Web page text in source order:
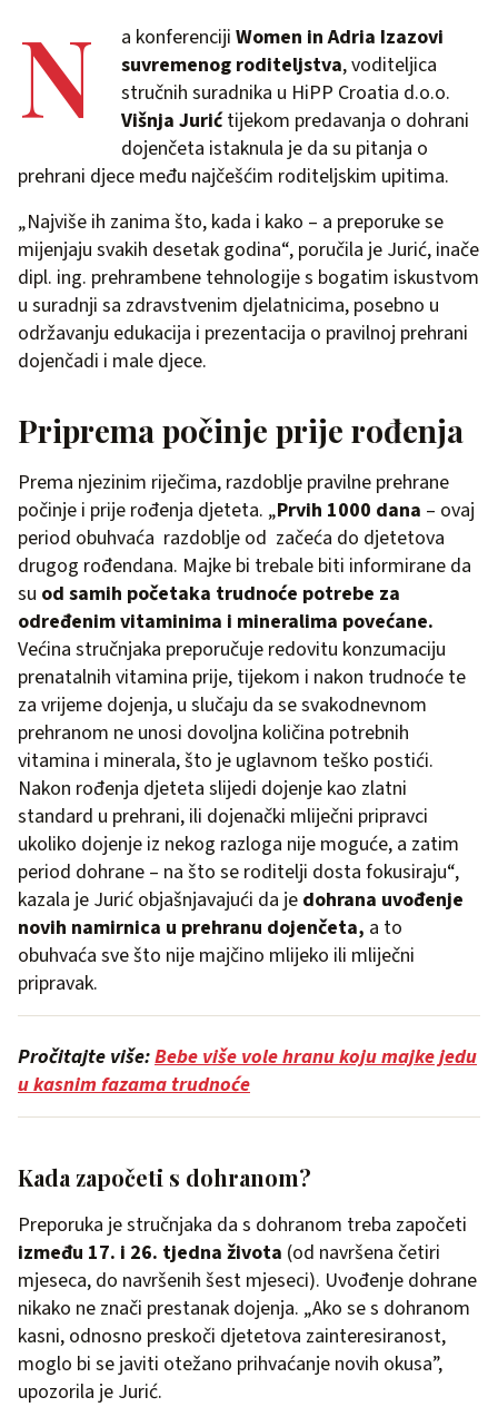
N a konferenciji Women in Adria Izazovi
suvremenog roditeljstva, voditeljica
stručnih suradnika u HiPP Croatia d.o.o.
Višnja Jurićtijekom predavanja o dohrani
dojenčeta istaknula je da su pitanja o
prehrani djece među najčešćim roditeljskim upitima.
„Najviše ih zanima što, kada i kako – a preporuke se
mijenjaju svakih desetak godina“, poručila je Jurić, inače
dipl. ing. prehrambene tehnologije s bogatim iskustvom
u suradnji sa zdravstvenim djelatnicima, posebno u
održavanju edukacija i prezentacija o pravilnoj prehrani
dojenčadi i male djece.
Priprema počinje prije rođenja
Prema njezinim riječima, razdoblje pravilne prehrane
počinje i prije rođenja djeteta. „Prvih 1000 dana – ovaj
period obuhvaća razdoblje od začeća do djetetova
drugog rođendana. Majke bi trebale biti informirane da
su od samih početaka trudnoće potrebe za
određenim vitaminima i mineralima povećane.
Većina stručnjaka preporučuje redovitu konzumaciju
prenatalnih vitamina prije, tijekom i nakon trudnoće te
za vrijeme dojenja, u slučaju da se svakodnevnom
prehranom ne unosi dovoljna količina potrebnih
vitamina i minerala, što je uglavnom teško postići.
Nakon rođenja djeteta slijedi dojenje kao zlatni
standard u prehrani, ili dojenački mliječni pripravci
ukoliko dojenje iz nekog razloga nije moguće, a zatim
period dohrane – na što se roditelji dosta fokusiraju“,
kazala je Jurić objašnjavajući da je dohrana uvođenje
novih namirnica u prehranu dojenčeta, a to
obuhvaća sve što nije majčino mlijeko ili mliječni
pripravak.
Pročitajte više:Bebe više vole hranu koju majke jedu
u kasnim fazama trudnoće
Kada započeti s dohranom?
Preporuka je stručnjaka da s dohranom treba započeti
između 17. i 26. tjedna života (od navršena četiri
mjeseca, do navršenih šest mjeseci). Uvođenje dohrane
nikako ne znači prestanak dojenja. „Ako se s dohranom
kasni, odnosno preskoči djetetova zainteresiranost,
moglo bi se javiti otežano prihvaćanje novih okusa”,
upozorila je Jurić.